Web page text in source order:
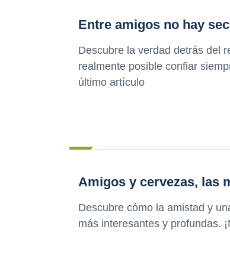
Entre amigos no hay
Descubre la verdad detrás del
realmente posible confiar
último artículo
Amigos y cervezas, las
Descubre cómo la amistad y
más interesantes y profundas.